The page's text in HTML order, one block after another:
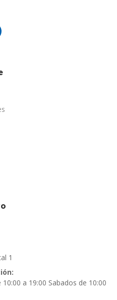
1
10:00 a 19:00 Sabados de 10:00
/ Web
que puedo ayudarte...
/ Tienda